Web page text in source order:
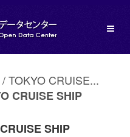
TOKYO CRUISE...
CRUISE SHIP
SHIP